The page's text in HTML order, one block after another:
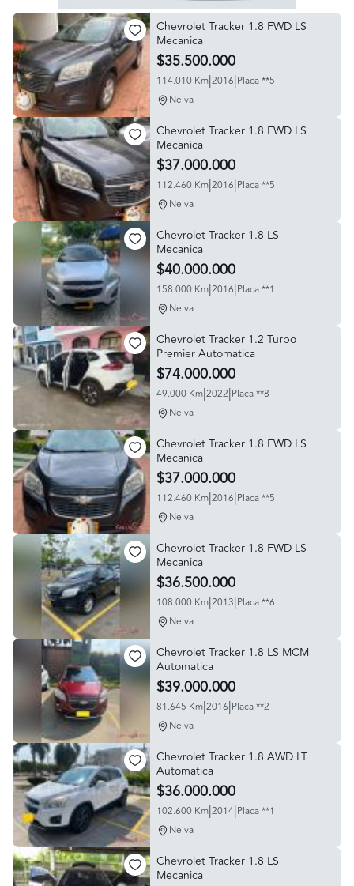
Chevrolet Tracker 1.8 FWD LS
Mecanica
$35.500.000
114.010 Km|2016|Placa **5
Neiva
Chevrolet Tracker 1.8 FWD LS
Mecanica
$37.000.000
112.460 Km|2016|Placa **5
Neiva
Chevrolet Tracker 1.8 LS
Mecanica
$40.000.000
158.000 Km|2016|Placa **1
Neiva
Chevrolet Tracker 1.2 Turbo
Premier Automatica
$74.000.000
49.000 Km|2022|Placa **8
Neiva
Chevrolet Tracker 1.8 FWD LS
Mecanica
$37.000.000
112.460 Km|2016|Placa **5
Neiva
Chevrolet Tracker 1.8 FWD LS
Mecanica
$36.500.000
108.000 Km|2013|Placa **6
Neiva
Chevrolet Tracker 1.8 LS MCM
Automatica
$39.000.000
81.645 Km|2016|Placa **2
Neiva
Chevrolet Tracker 1.8 AWD LT
Automatica
$36.000.000
102.600 Km|2014|Placa **1
Neiva
Chevrolet Tracker 1.8 LS
Mecanica